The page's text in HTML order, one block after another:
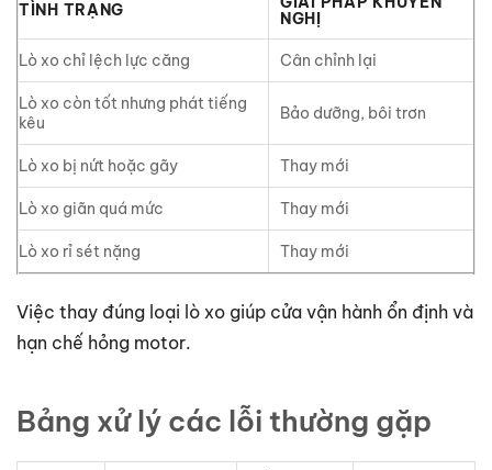
TÌNH TRẠNG
NGHỊ
Lò xo chỉ lệch lực căng Cân chỉnh lại
Lò xo còn tốt nhưng phát tiếng
kêu
Bảo dưỡng, bôi trơn
Lò xo bị nứt hoặc gãy Thay mới
Lò xo giãn quá mức Thay mới
Lò xo rỉ sét nặng Thay mới
Việc thay đúng loại lò xo giúp cửa vận hành ổn định và
hạn chế hỏng motor.
Bảng xử lý các lỗi thường gặp